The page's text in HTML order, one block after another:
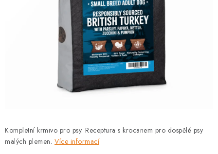
VÝMĚNA, VRÁCENÍ A REKLAMACE
Kontakty
Doprava a platba
Zásady použivání souboru cookies
Hodnocení obchodu
Kompletní krmivo pro psy. Receptura s krocanem pro dospělé psy
malých plemen. Více informací